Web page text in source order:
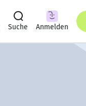
Suche Anmelden